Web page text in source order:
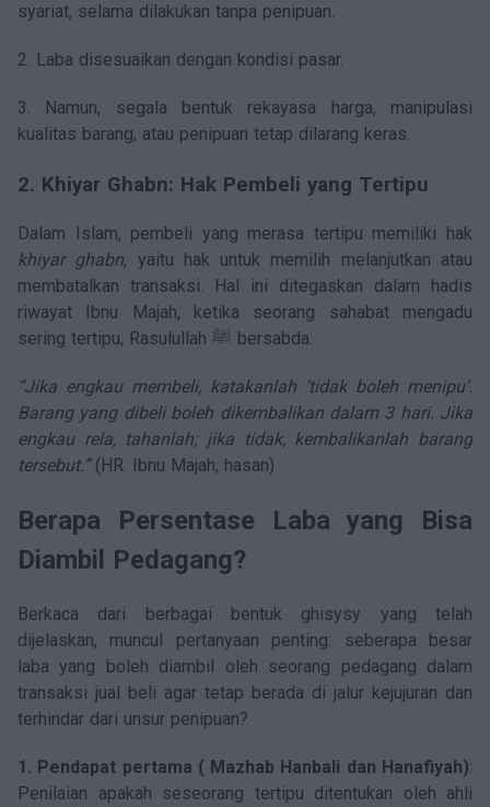
syariat, selama dilakukan tanpa penipuan.
2. Laba disesuaikan dengan kondisi pasar.
3. Namun, segala bentuk rekayasa harga, manipulasi
kualitas barang, atau penipuan tetap dilarang keras.
2. Khiyar Ghabn: Hak Pembeli yang Tertipu
Dalam Islam, pembeli yang merasa tertipu memiliki hak
khiyar ghabn, yaitu hak untuk memilih melanjutkan atau
membatalkan transaksi. Hal ini ditegaskan dalam hadis
riwayat Ibnu Majah, ketika seorang sahabat mengadu
sering tertipu, Rasulullah ﷺ bersabda:
“Jika engkau membeli, katakanlah ‘tidak boleh menipu’.
Barang yang dibeli boleh dikembalikan dalam 3 hari. Jika
engkau rela, tahanlah; jika tidak, kembalikanlah barang
tersebut.” (HR. Ibnu Majah, hasan)
Berapa Persentase Laba yang Bisa
Diambil Pedagang?
Berkaca dari berbagai bentuk ghisysy yang telah
dijelaskan, muncul pertanyaan penting: seberapa besar
laba yang boleh diambil oleh seorang pedagang dalam
transaksi jual beli agar tetap berada di jalur kejujuran dan
terhindar dari unsur penipuan?
1. Pendapat pertama ( Mazhab Hanbali dan Hanafiyah):
Penilaian apakah seseorang tertipu ditentukan oleh ahli